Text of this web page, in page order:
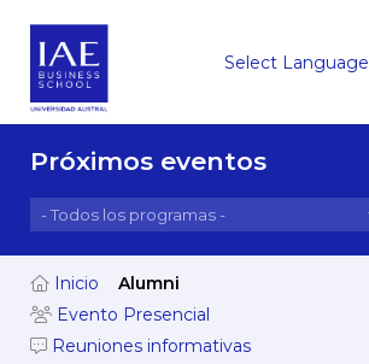
Select Language
Próximos eventos
Inicio
Alumni
Evento Presencial
Reuniones informativas